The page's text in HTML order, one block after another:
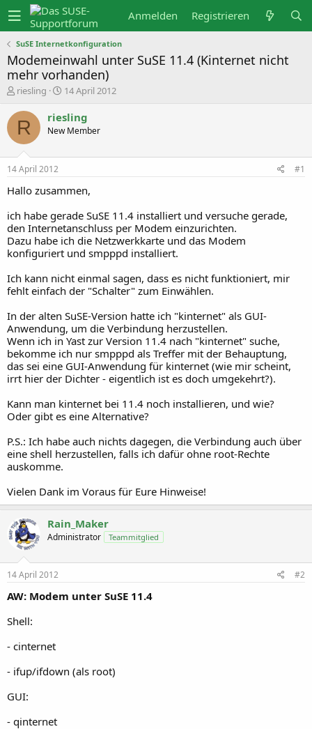
Anmelden Registrieren
SuSE Internetkonfiguration
Modemeinwahl unter SuSE 11.4 (Kinternet nicht
mehr vorhanden)
E
s
t
e
l
r
riesling
E
t
e
14 April 2012
R riesling
New Member
14 April 2012 #1
Hallo zusammen,
ich habe gerade SuSE 11.4 installiert und versuche gerade,
den Internetanschluss per Modem einzurichten.
Dazu habe ich die Netzwerkkarte und das Modem
konfiguriert und smpppd installiert.
Ich kann nicht einmal sagen, dass es nicht funktioniert, mir
fehlt einfach der "Schalter" zum Einwählen.
In der alten SuSE-Version hatte ich "kinternet" als GUI-
Anwendung, um die Verbindung herzustellen.
Wenn ich in Yast zur Version 11.4 nach "kinternet" suche,
bekomme ich nur smpppd als Treffer mit der Behauptung,
das sei eine GUI-Anwendung für kinternet (wie mir scheint,
irrt hier der Dichter - eigentlich ist es doch umgekehrt?).
Kann man kinternet bei 11.4 noch installieren, und wie?
Oder gibt es eine Alternative?
P.S.: Ich habe auch nichts dagegen, die Verbindung auch über
eine shell herzustellen, falls ich dafür ohne root-Rechte
auskomme.
Vielen Dank im Voraus für Eure Hinweise!
Rain_Maker
Administrator Teammitglied
14 April 2012 #2
AW: Modem unter SuSE 11.4
Shell:
- cinternet
- ifup/ifdown (als root)
GUI:
- qinternet